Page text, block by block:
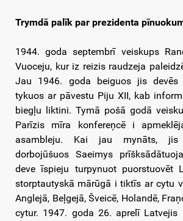
Trymdā palīk par prezidenta
1944. goda septembrī veiskups
Vuoceju, kur iz reizis raudzeja
Jau 1946. goda beiguos jis
tykuos ar pāvestu Piju XII, kab
biegļu liktini. Tymā pošā godā
Parīzis mīra konfereņcē i
asambleju. Kai jau mynāts, jis
dorbojūšuos Saeimys
deve īspieju turpynuot puorstuovēt
storptautyskā mārūgā i tiktīs ar cytu
Anglejā, Beļgejā, Šveicē, Holandē,
cytur. 1947. goda 26. aprelī Latvejis